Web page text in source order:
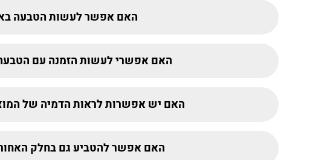
האם אפשר לעשות הטבעה
האם אפשרי לעשות הזמנה עם
האם יש אפשרות לראות הדמיה של
האם אפשר להטביע גם בחלק